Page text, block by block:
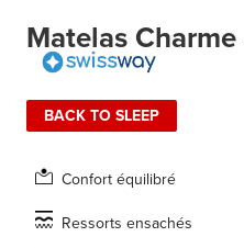
Matelas
BACK TO SLEEP
Confort équilibré
Ressorts ensachés